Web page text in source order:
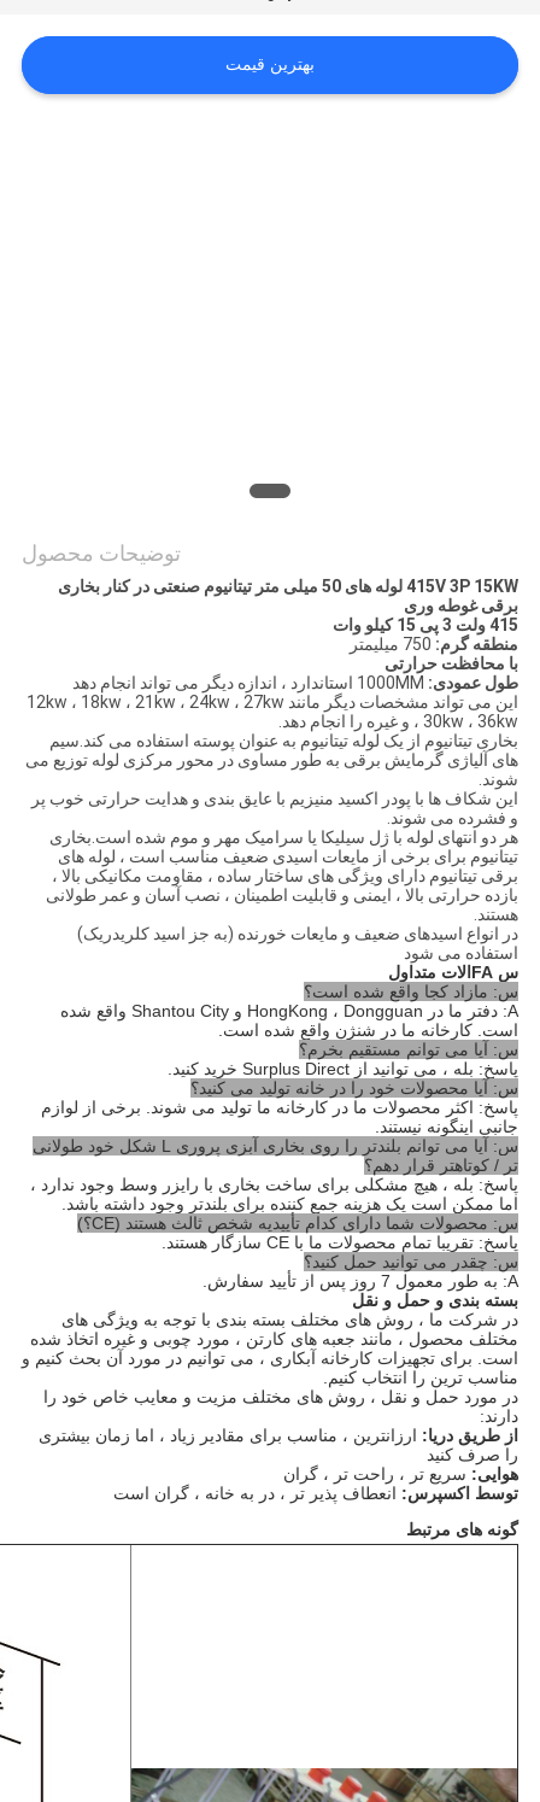
نقل قول
بهترین قیمت
توضیحات محصول
415V 3P 15KW لوله های 50 میلی متر تیتانیوم صنعتی در کنار بخاری
برقی غوطه وری
415 ولت 3 پی 15 کیلو وات
منطقه گرم: 750 میلیمتر
با محافظت حرارتی
طول عمودی: 1000MM استاندارد ، اندازه دیگر می تواند انجام دهد
این می تواند مشخصات دیگر مانند 12kw ، 18kw ، 21kw ، 24kw ، 27kw
، 30kw ، 36kw و غیره را انجام دهد.
بخاری تیتانیوم از یک لوله تیتانیوم به عنوان پوسته استفاده می کند.سیم
های آلیاژی گرمایش برقی به طور مساوی در محور مرکزی لوله توزیع می
شوند.
این شکاف ها با پودر اکسید منیزیم با عایق بندی و هدایت حرارتی خوب پر
و فشرده می شوند.
هر دو انتهای لوله با ژل سیلیکا یا سرامیک مهر و موم شده است.بخاری
تیتانیوم برای برخی از مایعات اسیدی ضعیف مناسب است ، لوله های
برقی تیتانیوم دارای ویژگی های ساختار ساده ، مقاومت مکانیکی بالا ،
بازده حرارتی بالا ، ایمنی و قابلیت اطمینان ، نصب آسان و عمر طولانی
هستند.
در انواع اسیدهای ضعیف و مایعات خورنده (به جز اسید کلریدریک)
استفاده می شود
س FAالات متداول
س: مازاد کجا واقع شده است؟
A: دفتر ما در HongKong ، Dongguan و Shantou City واقع شده
است. کارخانه ما در شنژن واقع شده است.
س: آیا می توانم مستقیم بخرم؟
پاسخ: بله ، می توانید از Surplus Direct خرید کنید.
س: آیا محصولات خود را در خانه تولید می کنید؟
پاسخ: اکثر محصولات ما در کارخانه ما تولید می شوند. برخی از لوازم
جانبی اینگونه نیستند.
س: آیا می توانم بلندتر را روی بخاری آبزی پروری L شکل خود طولانی
تر / کوتاهتر قرار دهم؟
پاسخ: بله ، هیچ مشکلی برای ساخت بخاری با رایزر وسط وجود ندارد ،
اما ممکن است یک هزینه جمع کننده برای بلندتر وجود داشته باشد.
س: محصولات شما دارای کدام تأییدیه شخص ثالث هستند (CE؟)
پاسخ: تقریبا تمام محصولات ما با CE سازگار هستند.
س: چقدر می توانید حمل کنید؟
A: به طور معمول 7 روز پس از تأیید سفارش.
بسته بندی و حمل و نقل
در شرکت ما ، روش های مختلف بسته بندی با توجه به ویژگی های
مختلف محصول ، مانند جعبه های کارتن ، مورد چوبی و غیره اتخاذ شده
است. برای تجهیزات کارخانه آبکاری ، می توانیم در مورد آن بحث کنیم و
مناسب ترین را انتخاب کنیم.
در مورد حمل و نقل ، روش های مختلف مزیت و معایب خاص خود را
دارند:
از طریق دریا: ارزانترین ، مناسب برای مقادیر زیاد ، اما زمان بیشتری
را صرف کنید
هوایی: سریع تر ، راحت تر ، گران
توسط اکسپرس: انعطاف پذیر تر ، در به خانه ، گران است
گونه های مرتبط